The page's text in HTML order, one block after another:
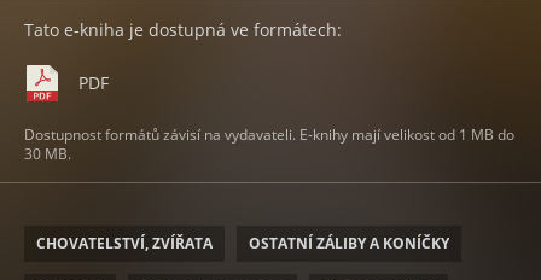
Tato e-kniha je dostupná ve formátech:
PDF
Dostupnost formátů závisí na vydavateli. E-knihy mají velikost od 1 MB do
30 MB.
CHOVATELSTVÍ, ZVÍŘATA OSTATNÍ ZÁLIBY A KONÍČKY